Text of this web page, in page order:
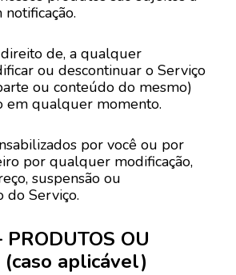
de, a qualquer
ou descontinuar o Serviço
ou conteúdo do mesmo)
em qualquer momento.
por você ou por
por qualquer modificação,
suspensão ou
do Serviço.
PRODUTOS OU
(caso aplicável)